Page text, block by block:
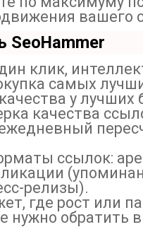
вашего
SeoHammer
клик,
самых
у лучших
качества
ссылок:
релизы).
где рост или
нужно обратить